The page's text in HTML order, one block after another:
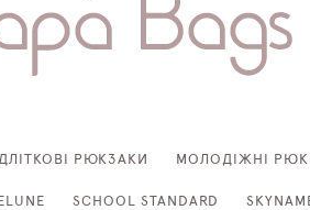
РЮКЗАКИ МОЛОДІЖНІ
SCHOOL STANDARD